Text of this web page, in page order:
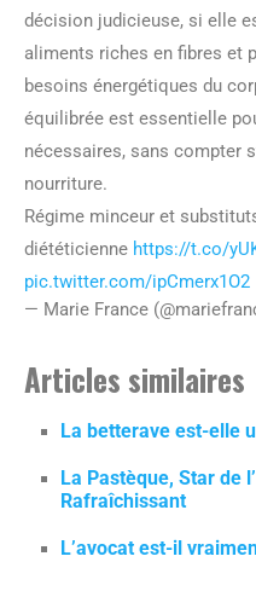
décision judicieuse, si elle
aliments riches en fibres et
besoins énergétiques du
équilibrée est essentielle
nécessaires, sans compter
nourriture.
Régime minceur et
diététicienne https://t.co/
pic.twitter.com/ipCmerx1O2
— Marie France
Articles similaires
La betterave est-elle
La Pastèque, Star de
Rafraîchissant
L’avocat est-il